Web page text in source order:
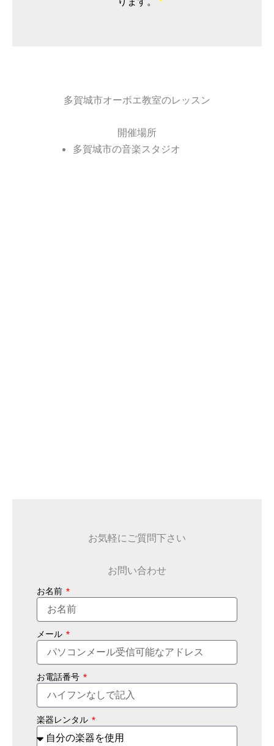
多賀城市オーボエ教室のレッスン
開催場所
多賀城市の音楽スタジオ
お気軽にご質問下さい
お問い合わせ
お名前
メール
お電話番号
楽器レンタル